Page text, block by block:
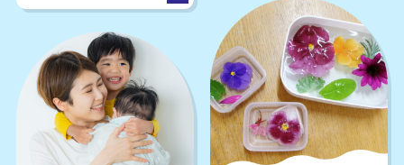
# All # イベント # おまつり
# ベイエリア # みなとみらい # マルシェ
# 公園 # 自然 # 図書館 # 動物園